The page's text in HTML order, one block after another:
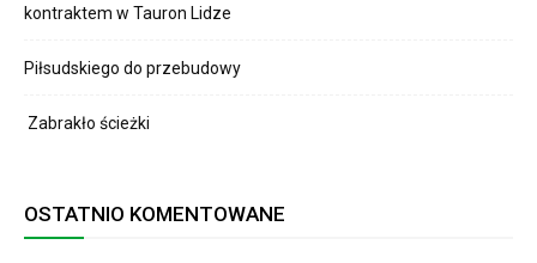
kontraktem w Tauron Lidze
Piłsudskiego do przebudowy
Zabrakło ścieżki
OSTATNIO KOMENTOWANE